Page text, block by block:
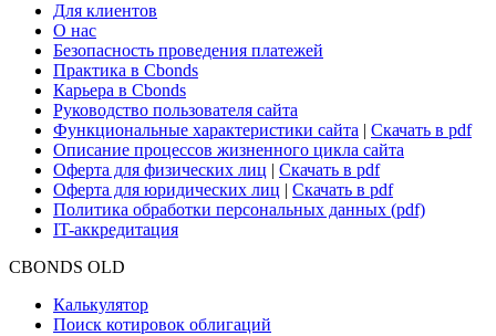
Для клиентов
О нас
Безопасность проведения платежей
Практика в Cbonds
Карьера в Cbonds
Руководство пользователя сайта
Функциональные характеристики сайта | Скачать в pdf
Описание процессов жизненного цикла сайта
Оферта для физических лиц | Скачать в pdf
Оферта для юридических лиц | Скачать в pdf
Политика обработки персональных данных (pdf)
IT-аккредитация
CBONDS OLD
Калькулятор
Поиск котировок облигаций